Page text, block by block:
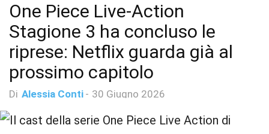
One Piece Live-Action
Stagione 3 ha concluso le
riprese: Netflix guarda già al
prossimo capitolo
Di Alessia Conti - 30 Giugno 2026